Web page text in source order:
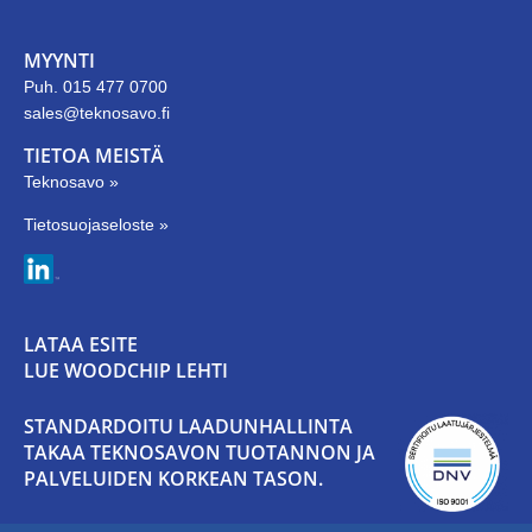
MYYNTI
Puh. 015 477 0700
sales@teknosavo.fi
TIETOA MEISTÄ
Teknosavo »
Tietosuojaseloste »
LATAA ESITE
LUE WOODCHIP LEHTI
STANDARDOITU LAADUNHALLINTA
TAKAA TEKNOSAVON TUOTANNON JA
PALVELUIDEN KORKEAN TASON.